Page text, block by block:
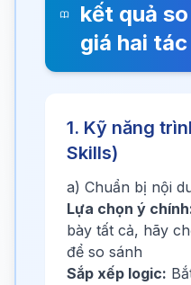
kết quả
giá hai
1. Kỹ năng
Skills)
a) Chuẩn bị nội
Lựa chọn ý
bày tất cả, hãy
để so sánh
Sắp xếp logic: